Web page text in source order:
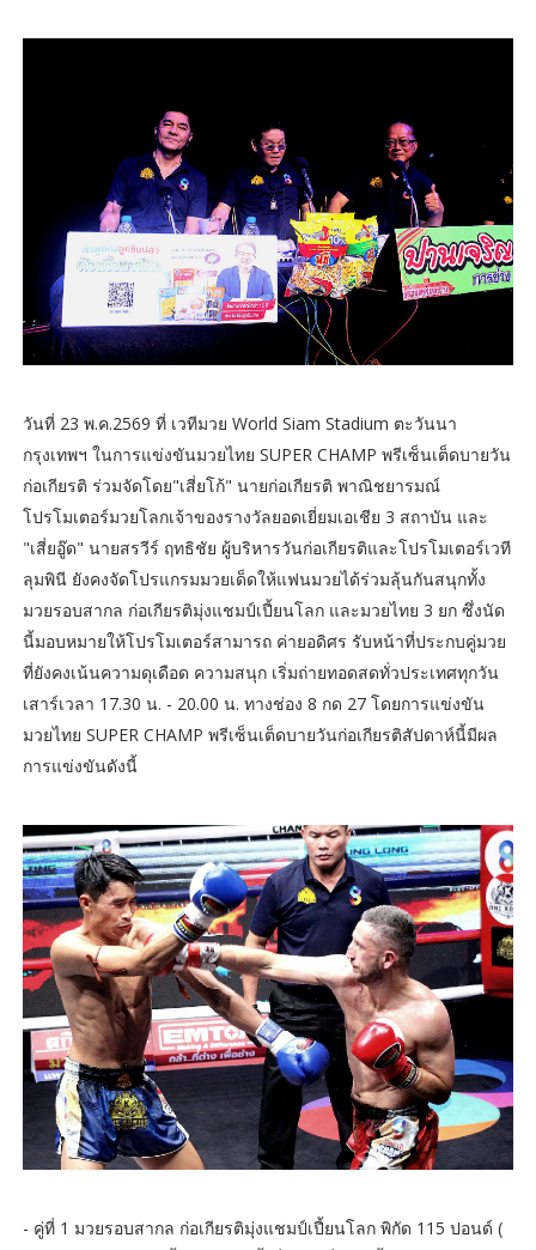
วันที่ 23 พ.ค.2569 ที่ เวทีมวย World Siam Stadium ตะวันนา
กรุงเทพฯ ในการแข่งขันมวยไทย SUPER CHAMP พรีเซ็นเต็ดบายวัน
ก่อเกียรติ ร่วมจัดโดย"เสี่ยโก้" นายก่อเกียรติ พาณิชยารมณ์
โปรโมเตอร์มวยโลกเจ้าของรางวัลยอดเยี่ยมเอเชีย 3 สถาบัน และ
"เสี่ยอู๊ด" นายสรวีร์ ฤทธิชัย ผู้บริหารวันก่อเกียรติและโปรโมเตอร์เวที
ลุมพินี ยังคงจัดโปรแกรมมวยเด็ดให้แฟนมวยได้ร่วมลุ้นกันสนุกทั้ง
มวยรอบสากล ก่อเกียรติมุ่งแชมป์เปี้ยนโลก และมวยไทย 3 ยก ซึ่งนัด
นี้มอบหมายให้โปรโมเตอร์สามารถ ค่ายอดิศร รับหน้าที่ประกบคู่มวย
ที่ยังคงเน้นความดุเดือด ความสนุก เริ่มถ่ายทอดสดทั่วประเทศทุกวัน
เสาร์เวลา 17.30 น. - 20.00 น. ทางช่อง 8 กด 27 โดยการแข่งขัน
มวยไทย SUPER CHAMP พรีเซ็นเต็ดบายวันก่อเกียรติสัปดาห์นี้มีผล
การแข่งขันดังนี้
- คู่ที่ 1 มวยรอบสากล ก่อเกียรติมุ่งแชมป์เปี้ยนโลก พิกัด 115 ปอนด์ (